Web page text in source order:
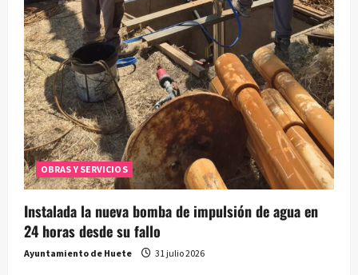
a
s
OBRAS Y SERVICIOS
Instalada la nueva bomba de impulsión de agua en
24 horas desde su fallo
Ayuntamiento de Huete 31 julio 2026